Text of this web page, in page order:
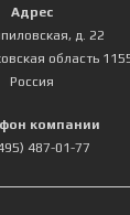
Адрес
д. 22
область
Россия
компании
487-01-77